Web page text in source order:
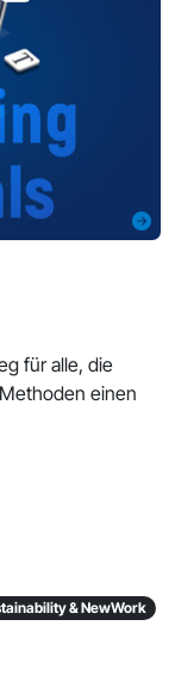
für alle, die
einen
& NewWork